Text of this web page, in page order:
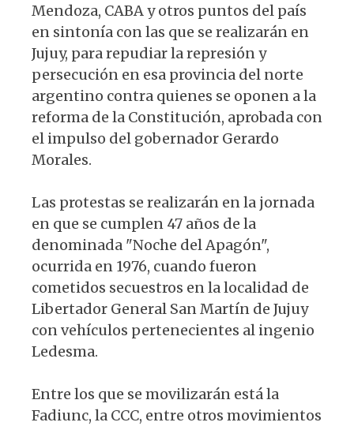
Mendoza, CABA y otros puntos del país
en sintonía con las que se realizarán en
Jujuy, para repudiar la represión y
persecución en esa provincia del norte
argentino contra quienes se oponen a la
reforma de la Constitución, aprobada con
el impulso del gobernador Gerardo
Morales.
Las protestas se realizarán en la jornada
en que se cumplen 47 años de la
denominada "Noche del Apagón",
ocurrida en 1976, cuando fueron
cometidos secuestros en la localidad de
Libertador General San Martín de Jujuy
con vehículos pertenecientes al ingenio
Ledesma.
Entre los que se movilizarán está la
Fadiunc, la CCC, entre otros movimientos